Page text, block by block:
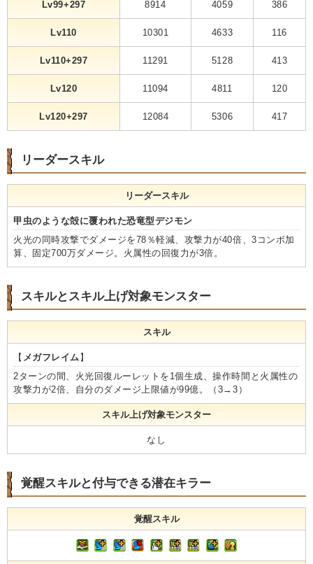
Lv99+297 8914 4059 386
Lv110 10301 4633 116
Lv110+297 11291 5128 413
Lv120 11094 4811 120
Lv120+297 12084 5306 417
リーダースキル
リーダースキル
甲虫のような殻に覆われた恐竜型デジモン
火光の同時攻撃でダメージを78％軽減、攻撃力が40倍、3コンボ加
算、固定700万ダメージ。火属性の回復力が3倍。
スキルとスキル上げ対象モンスター
スキル
【 メガフレイム 】
2ターンの間、火光回復ルーレットを1個生成、操作時間と火属性の
攻撃力が2倍、自分のダメージ上限値が99億。（3→3）
スキル上げ対象モンスター
なし
覚醒スキルと付与できる潜在キラー
覚醒スキル